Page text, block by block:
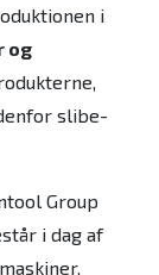
i
og
slibe-
Group
i dag af